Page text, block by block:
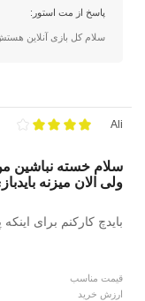
پاسخ از مت استور:
سلام کل بازی آنلاین
Ali
سلام خسته نباشین
ولی الان میزنه
بایدچ کارکنم برای
قیمت مناسب
ارزش خرید